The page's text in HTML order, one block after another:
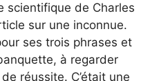
scientifique de Charles
sur une inconnue.
ses trois phrases et
à regarder
réussite. C’était une